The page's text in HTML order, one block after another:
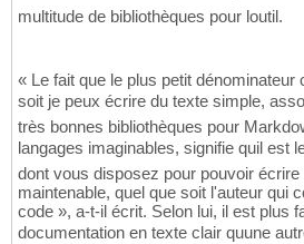
multitude de bibliothèques pour loutil.
« Le fait que le plus petit
soit je peux écrire du texte simple,
très bonnes bibliothèques pour
langages imaginables, signifie quil est
dont vous disposez pour pouvoir
maintenable, quel que soit l'auteur qui
code », a-t-il écrit. Selon lui, il est plus
documentation en texte clair quune